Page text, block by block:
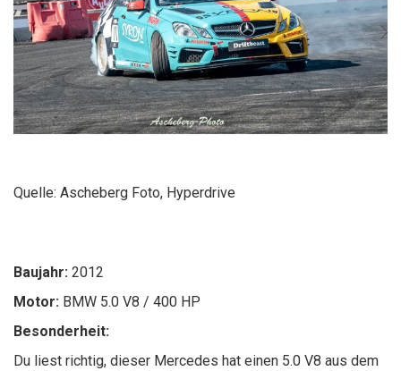
Quelle: Ascheberg Foto, Hyperdrive
Baujahr: 2012
Motor: BMW 5.0 V8 / 400 HP
Besonderheit:
Du liest richtig, dieser Mercedes hat einen 5.0 V8 aus dem